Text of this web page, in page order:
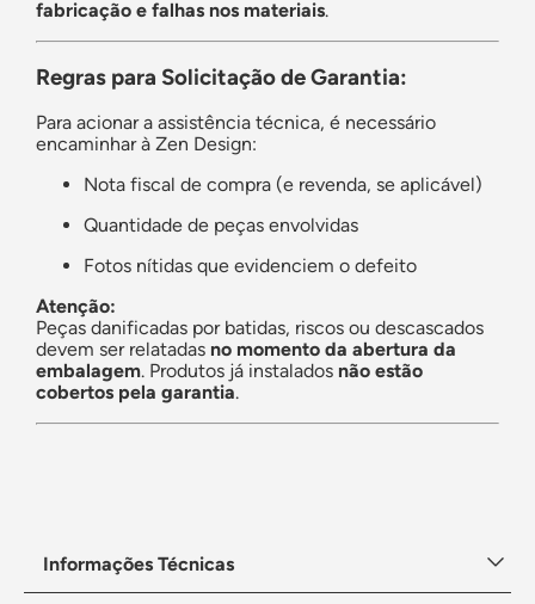
fabricação e falhas nos materiais.
Regras para Solicitação de Garantia:
Para acionar a assistência técnica, é necessário
encaminhar à Zen Design:
Nota fiscal de compra (e revenda, se aplicável)
Quantidade de peças envolvidas
Fotos nítidas que evidenciem o defeito
Atenção:
Peças danificadas por batidas, riscos ou descascados
devem ser relatadas no momento da abertura da
embalagem. Produtos já instalados não estão
cobertos pela garantia.
Informações Técnicas